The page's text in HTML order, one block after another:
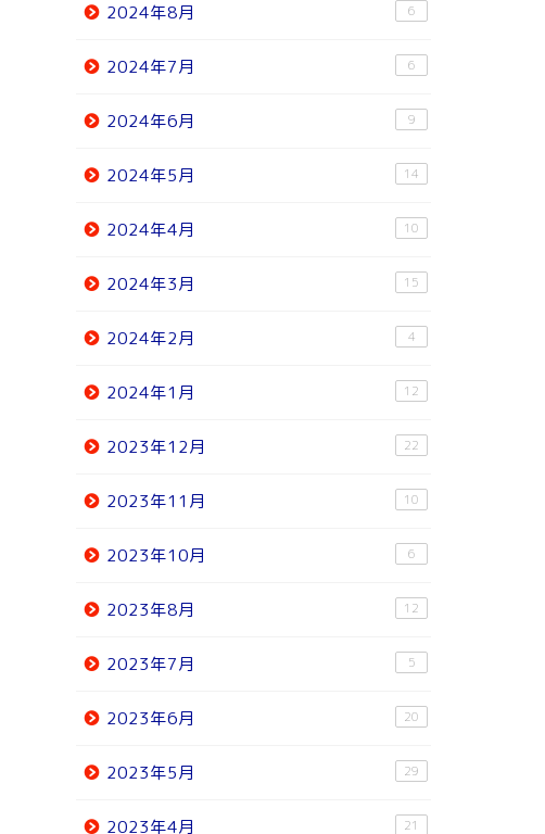
2024年8月 6
2024年7月 6
2024年6月 9
2024年5月 14
2024年4月 10
2024年3月 15
2024年2月 4
2024年1月 12
2023年12月 22
2023年11月 10
2023年10月 6
2023年8月 12
2023年7月 5
2023年6月 20
2023年5月 29
2023年4月 21